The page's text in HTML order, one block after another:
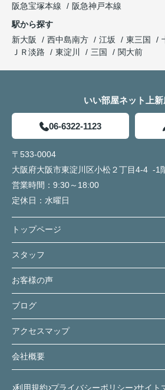
阪急宝塚本線
阪急神戸本線
駅から探す
新大阪
西中島南方 江坂 東三国
ＪＲ淡路
東淀川 三国 関大前
いい部屋ネット上新
06-6322-1123
〒533-0004
大阪府大阪市東淀川区小松２丁目4-4 -1
営業時間： 9:30～18:00
定休日： 水曜日
トップページ
スタッフ
お客様の声
ブログ
アクセスマップ
会社概要
利用規約 プライバシーポリシー サイト